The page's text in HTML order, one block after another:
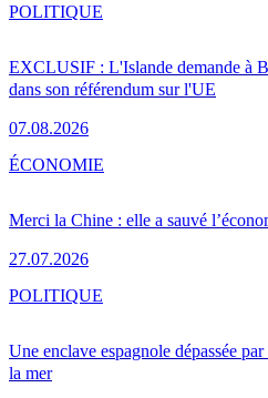
EXCLUSIF : L'Islande demande à
dans son référendum sur l'UE
07.08.2026
POLITIQUE
Merci la Chine : elle a sauvé
27.07.2026
ÉCONOMIE
Une enclave espagnole dépassée
la mer
POLITIQUE